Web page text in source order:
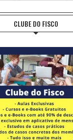
CLUBE DO FISCO